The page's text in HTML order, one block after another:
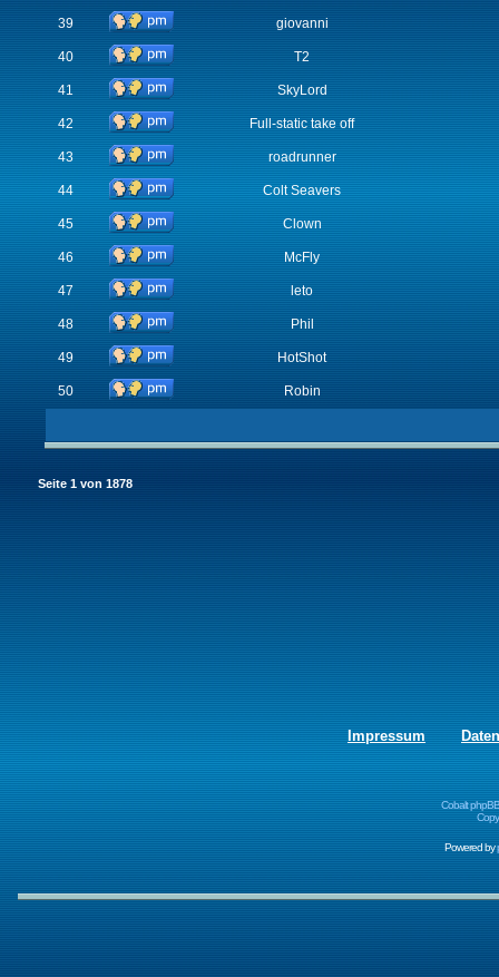
39 giovanni
40 T2
41 SkyLord
42 Full-static take off
43 roadrunner
44 Colt Seavers
45 Clown
46 McFly
47 leto
48 Phil
49 HotShot
50 Robin
Seite 1 von 1878
Impressum
Cobalt
Powered by